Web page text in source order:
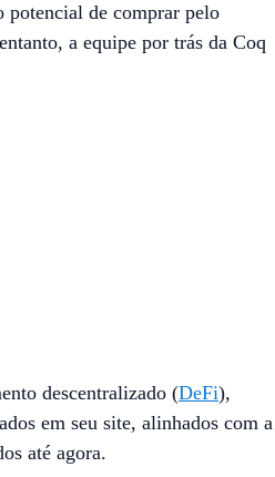
potencial de comprar pelo
a equipe por trás da Coq
descentralizado (DeFi),
em seu site, alinhados com a
até agora.